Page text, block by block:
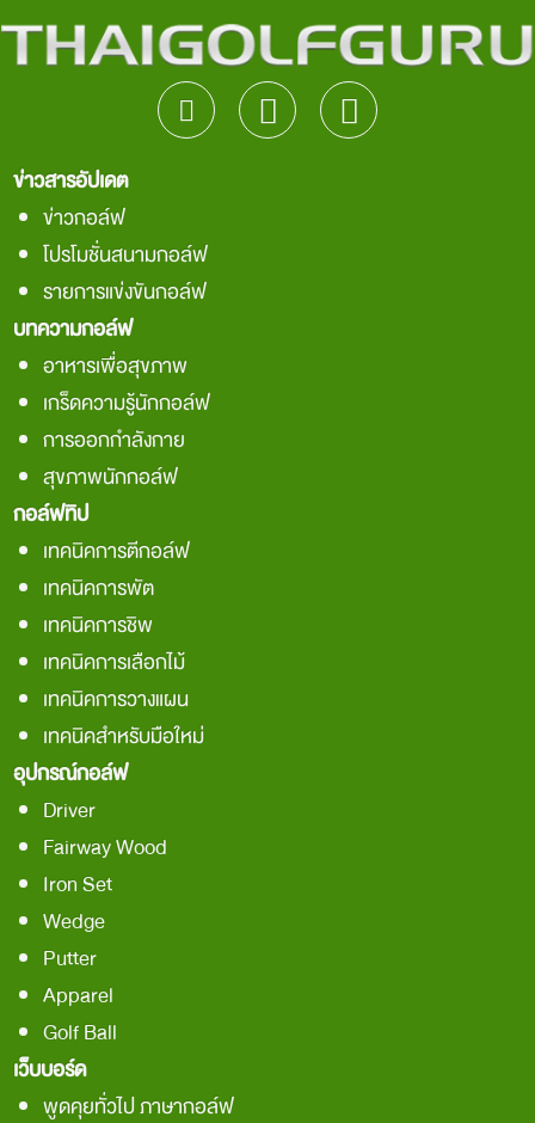
ข่าวสารอัปเดต
ข่าวกอล์ฟ
โปรโมชั่นสนามกอล์ฟ
รายการแข่งขันกอล์ฟ
บทความกอล์ฟ
อาหารเพื่อสุขภาพ
เกร็ดความรู้นักกอล์ฟ
การออกกำลังกาย
สุขภาพนักกอล์ฟ
กอล์ฟทิป
เทคนิคการตีกอล์ฟ
เทคนิคการพัต
เทคนิคการชิพ
เทคนิคการเลือกไม้
เทคนิคการวางแผน
เทคนิคสำหรับมือใหม่
อุปกรณ์กอล์ฟ
Driver
Fairway Wood
Iron Set
Wedge
Putter
Apparel
Golf Ball
เว็บบอร์ด
พูดคุยทั่วไป ภาษากอล์ฟ